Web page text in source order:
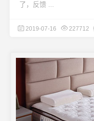
了，反馈 ...
2019-07-16 227712